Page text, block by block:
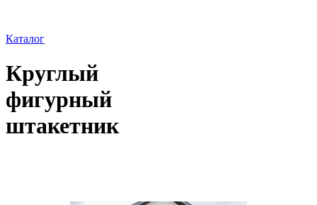
Каталог
Круглый
фигурный
штакетник